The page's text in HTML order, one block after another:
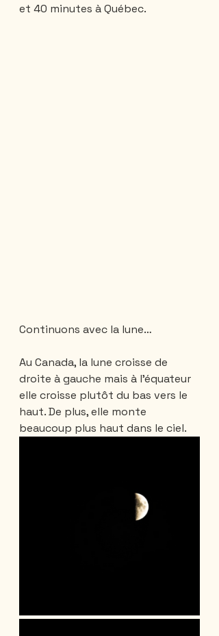
et 40 minutes à Québec.
Continuons avec la lune…
Au Canada, la lune croisse de
droite à gauche mais à l’équateur
elle croisse plutôt du bas vers le
haut. De plus, elle monte
beaucoup plus haut dans le ciel.